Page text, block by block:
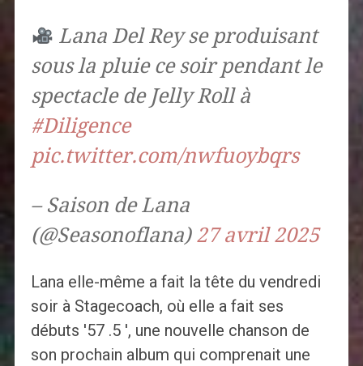
Lana Del Rey se produisant
sous la pluie ce soir pendant le
spectacle de Jelly Roll à
#Diligence
pic.twitter.com/nwfuoybqrs
– Saison de Lana
(@Seasonoflana) 27 avril 2025
Lana elle-même a fait la tête du vendredi
soir à Stagecoach, où elle a fait ses
débuts '57 .5 ', une nouvelle chanson de
son prochain album qui comprenait une